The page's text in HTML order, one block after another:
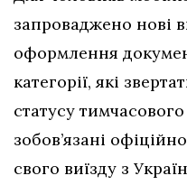
запроваджено нові
оформлення
категорії, які
статусу
зобов’язані
свого виїзду з